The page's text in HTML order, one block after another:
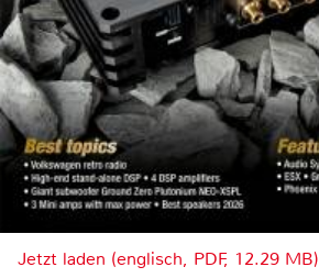
Jetzt laden (englisch, PDF, 12.29 MB)